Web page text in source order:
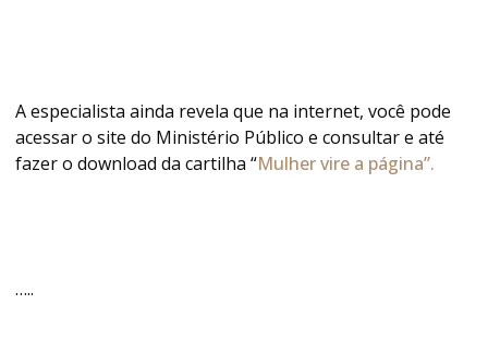
A especialista ainda revela que na internet, você pode
acessar o site do Ministério Público e consultar e até
fazer o download da cartilha “Mulher vire a página”.
…..